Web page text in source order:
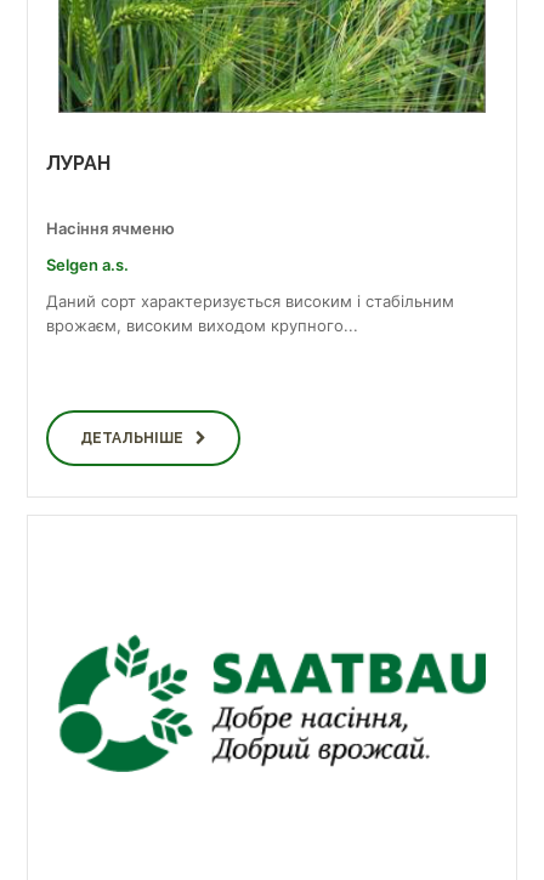
ЛУРАН
Насіння ячменю
Selgen a.s.
Даний сорт характеризується високим і стабільним
врожаєм, високим виходом крупного...
ДЕТАЛЬНІШЕ